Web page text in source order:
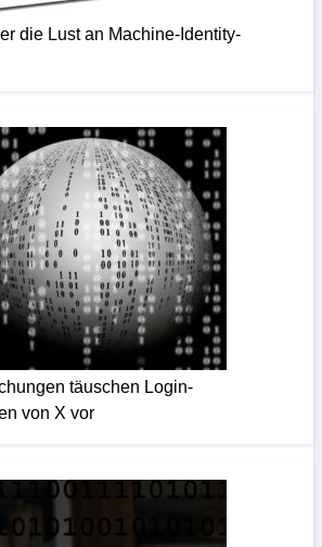
die Lust an Machine-Identity-
täuschen Login-
von X vor